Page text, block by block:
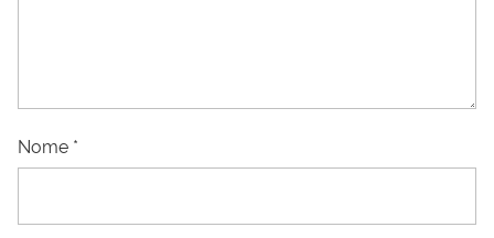
Nome *